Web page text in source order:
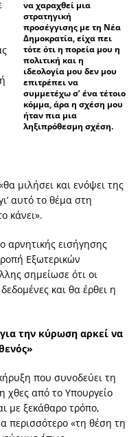
να χαραχθεί μια
στρατηγική
προσέγγισης με τη Νέα
Δημοκρατία, είχα πει
τότε ότι η πορεία μου η
πολιτική και η
ιδεολογία μου δεν μου
επιτρέπει να
συμμετέχω σ’ ένα τέτοιο
κόμμα, άρα η σχέση μου
ήταν πια μια
ληξιπρόθεσμη σχέση.
μιλήσει και ενόψει της
αυτό το θέμα στη
κάνει».
αρνητικής εισήγησης
Εξωτερικών
σημείωσε ότι οι
και θα έρθει η
την κύρωση αρκεί να
που συνοδεύει τη
από το Υπουργείο
με ξεκάθαρο τρόπο,
περισσότερο «τη θέση τη